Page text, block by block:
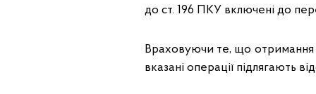
до ст. 196 ПКУ включені до
Враховуючи те, що отримання
вказані операції підлягають